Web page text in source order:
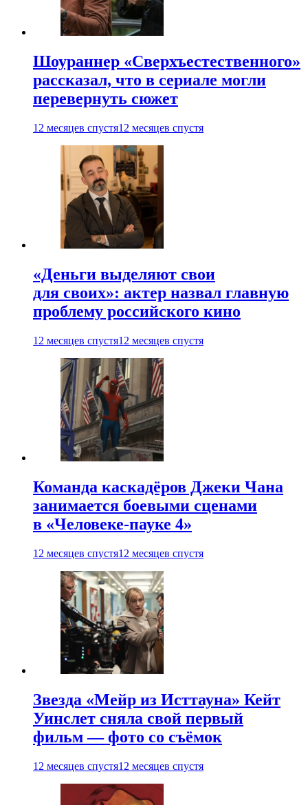
Шоураннер «Сверхъестественного»
рассказал, что в сериале могли
перевернуть сюжет
12 месяцев спустя12 месяцев спустя
«Деньги выделяют свои
для своих»: актер назвал главную
проблему российского кино
12 месяцев спустя12 месяцев спустя
Команда каскадёров Джеки Чана
занимается боевыми сценами
в «Человеке-пауке 4»
12 месяцев спустя12 месяцев спустя
Звезда «Мейр из Исттауна» Кейт
Уинслет сняла свой первый
фильм — фото со съёмок
12 месяцев спустя12 месяцев спустя